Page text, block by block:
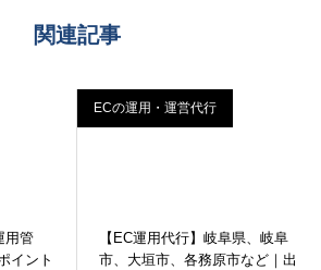
関連記事
用管
イント
ECの運用・運営代行
【EC運用代行】岐阜県、岐阜
市、大垣市、各務原市など｜出